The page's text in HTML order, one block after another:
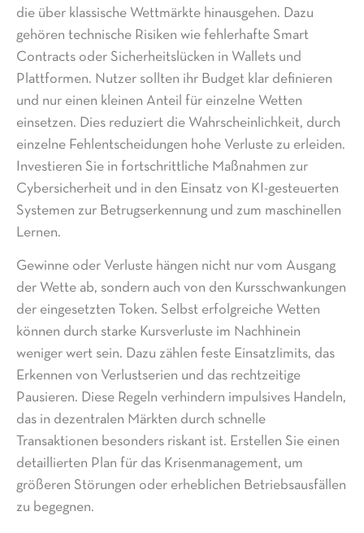
die über klassische Wettmärkte hinausgehen. Dazu
gehören technische Risiken wie fehlerhafte Smart
Contracts oder Sicherheitslücken in Wallets und
Plattformen. Nutzer sollten ihr Budget klar definieren
und nur einen kleinen Anteil für einzelne Wetten
einsetzen. Dies reduziert die Wahrscheinlichkeit, durch
einzelne Fehlentscheidungen hohe Verluste zu erleiden.
Investieren Sie in fortschrittliche Maßnahmen zur
Cybersicherheit und in den Einsatz von KI-gesteuerten
Systemen zur Betrugserkennung und zum maschinellen
Lernen.
Gewinne oder Verluste hängen nicht nur vom Ausgang
der Wette ab, sondern auch von den Kursschwankungen
der eingesetzten Token. Selbst erfolgreiche Wetten
können durch starke Kursverluste im Nachhinein
weniger wert sein. Dazu zählen feste Einsatzlimits, das
Erkennen von Verlustserien und das rechtzeitige
Pausieren. Diese Regeln verhindern impulsives Handeln,
das in dezentralen Märkten durch schnelle
Transaktionen besonders riskant ist. Erstellen Sie einen
detaillierten Plan für das Krisenmanagement, um
größeren Störungen oder erheblichen Betriebsausfällen
zu begegnen.